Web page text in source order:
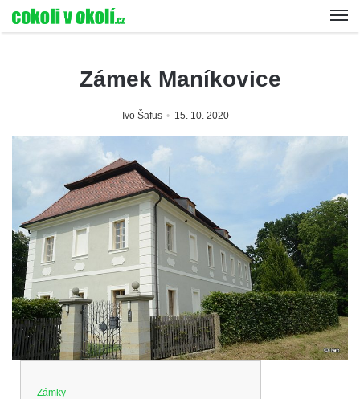
Zámek Maníkovice
Ivo Šafus 15. 10. 2020
Zámky